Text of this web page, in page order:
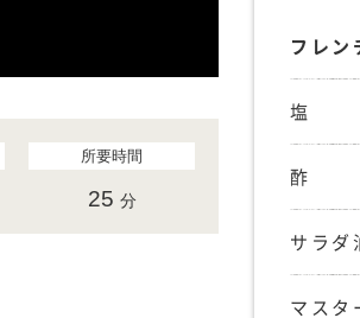
所要時間
25 分
フレン
塩
酢
サラダ
マスタ